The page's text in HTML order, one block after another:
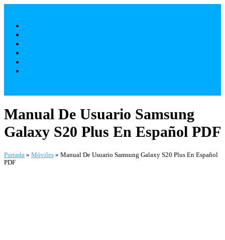
contenido
Manual De Usuario Samsung
Galaxy S20 Plus En Español PDF
Portada » Móviles » Manual De Usuario Samsung Galaxy S20 Plus En Español
PDF